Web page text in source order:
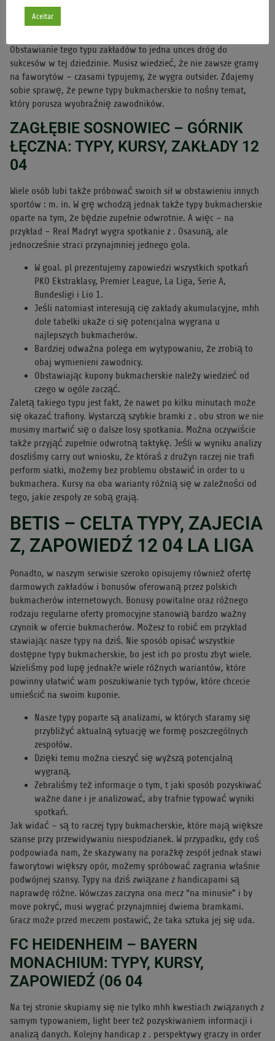
przedmeczowe.
Korzystanie z ich porad, wiedzy i profesjonalnych typów
Obstawianie tego typu zakładów to jedna unces dróg do
sukcesów w tej dziedzinie. Musisz wiedzieć, że nie zawsze gramy
na faworytów – czasami typujemy, że wygra outsider. Zdajemy
sobie sprawę, że pewne typy bukmacherskie to nośny temat,
który porusza wyobraźnię zawodników.
ZAGŁĘBIE SOSNOWIEC – GÓRNIK
ŁĘCZNA: TYPY, KURSY, ZAKŁADY 12
04
Wiele osób lubi także próbować swoich sił w obstawieniu innych
sportów : m. in. W grę wchodzą jednak także typy bukmacherskie
oparte na tym, że będzie zupełnie odwrotnie. A więc – na
przykład – Real Madryt wygra spotkanie z . Osasuną, ale
jednocześnie straci przynajmniej jednego gola.
W goal. pl prezentujemy zapowiedzi wszystkich spotkań
PKO Ekstraklasy, Premier League, La Liga, Serie A,
Bundesligi i Lio 1.
Jeśli natomiast interesują cię zakłady akumulacyjne, mhh
dole tabelki ukaże ci się potencjalna wygrana u
najlepszych bukmacherów.
Bardziej odważna polega em wytypowaniu, że zrobią to
obaj wymienieni zawodnicy.
Obstawiając kupony bukmacherskie należy wiedzieć od
czego w ogóle zacząć.
Zaletą takiego typu jest fakt, że nawet po kilku minutach może
się okazać trafiony. Wystarczą szybkie bramki z . obu stron we nie
musimy martwić się o dalsze losy spotkania. Można oczywiście
także przyjąć zupełnie odwrotną taktykę. Jeśli w wyniku analizy
doszliśmy carry out wniosku, że któraś z drużyn raczej nie trafi
perform siatki, możemy bez problemu obstawić in order to u
bukmachera. Kursy na oba warianty różnią się w zależności od
tego, jakie zespoły ze sobą grają.
BETIS – CELTA TYPY, ZAJECIA
Z, ZAPOWIEDŹ 12 04 LA LIGA
Ponadto, w naszym serwisie szeroko opisujemy również ofertę
darmowych zakładów i bonusów oferowaną przez polskich
bukmacherów internetowych. Bonusy powitalne oraz różnego
rodzaju regularne oferty promocyjne stanowią bardzo ważny
czynnik w ofercie bukmacherów. Możesz to robić em przykład
stawiając nasze typy na dziś. Nie sposób opisać wszystkie
dostępne typy bukmacherskie, bo jest ich po prostu zbyt wiele.
Wzieliśmy pod lupę jednak?e wiele różnych wariantów, które
powinny ułatwić wam poszukiwanie tych typów, które chcecie
umieścić na swoim kuponie.
Nasze typy poparte są analizami, w których staramy się
przybliżyć aktualną sytuację we formę poszczególnych
zespołów.
Dzięki temu można cieszyć się wyższą potencjalną
wygraną.
Zebraliśmy też informacje o tym, t jaki sposób pozyskiwać
ważne dane i je analizować, aby trafnie typować wyniki
spotkań.
Jak widać – są to raczej typy bukmacherskie, które mają większe
szanse przy przewidywaniu niespodzianek. W przypadku, gdy coś
podpowiada nam, że skazywany na porażkę zespół jednak stawi
faworytowi większy opór, możemy spróbować zagrania właśnie
podwójnej szansy. Typy na dziś związane z handicapami są
naprawdę różne. Wówczas zaczyna ona mecz “na minusie” i by
move pokryć, musi wygrać przynajmniej dwiema bramkami.
Gracz może przed meczem postawić, że taka sztuka jej się uda.
FC HEIDENHEIM – BAYERN
MONACHIUM: TYPY, KURSY,
ZAPOWIEDŹ (06 04
Na tej stronie skupiamy się nie tylko mhh kwestiach związanych z
samym typowaniem, light beer też pozyskiwaniem informacji i
analizą danych. Kolejny handicap z . perspektywy graczy in order
Aceitar